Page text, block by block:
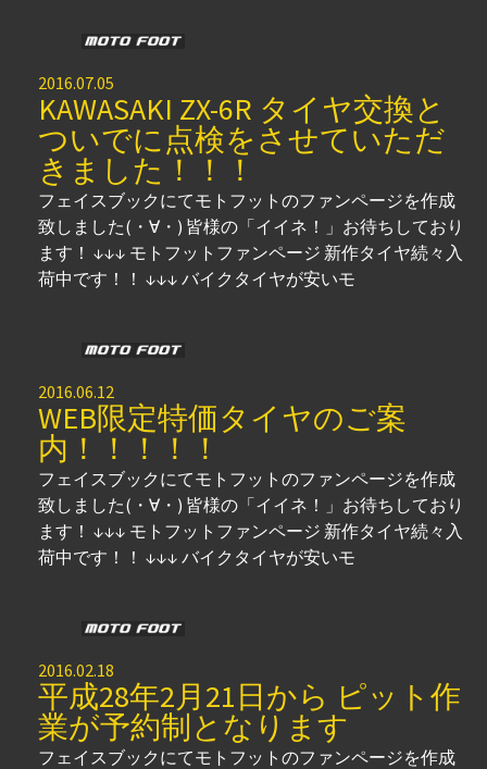
2016.07.05
KAWASAKI ZX-6R タイヤ交換と
ついでに点検をさせていただ
きました！！！
フェイスブックにてモトフットのファンページを作成
致しました(・∀・) 皆様の「イイネ！」お待ちしており
ます！ ↓↓↓ モトフットファンページ 新作タイヤ続々入
荷中です！！ ↓↓↓ バイクタイヤが安いモ
2016.06.12
WEB限定特価タイヤのご案
内！！！！！
フェイスブックにてモトフットのファンページを作成
致しました(・∀・) 皆様の「イイネ！」お待ちしており
ます！ ↓↓↓ モトフットファンページ 新作タイヤ続々入
荷中です！！ ↓↓↓ バイクタイヤが安いモ
2016.02.18
平成28年2月21日から ピット作
業が予約制となります
フェイスブックにてモトフットのファンページを作成